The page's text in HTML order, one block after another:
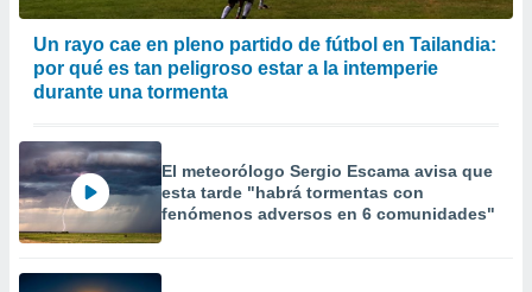
Un rayo cae en pleno partido de fútbol en Tailandia:
por qué es tan peligroso estar a la intemperie
durante una tormenta
El meteorólogo Sergio Escama avisa que
esta tarde "habrá tormentas con
fenómenos adversos en 6 comunidades"